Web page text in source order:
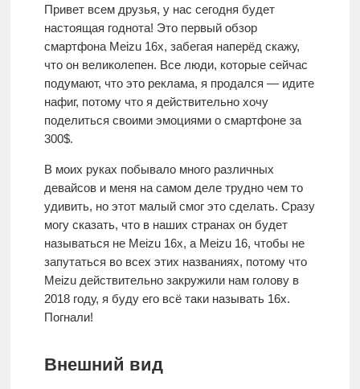
О
проекте
Контакты
Привет всем друзья, у нас сегодня будет
настоящая годнота! Это первый обзор
смартфона Meizu 16x, забегая наперёд скажу,
что он великолепен. Все люди, которые сейчас
подумают, что это реклама, я продался — идите
нафиг, потому что я действительно хочу
поделиться своими эмоциями о смартфоне за
300$.
В моих руках побывало много различных
девайсов и меня на самом деле трудно чем то
удивить, но этот малый смог это сделать. Сразу
могу сказать, что в наших странах он будет
называться не Meizu 16x, а Meizu 16, чтобы не
запутаться во всех этих названиях, потому что
Meizu действительно закружили нам голову в
2018 году, я буду его всё таки называть 16x.
Погнали!
Внешний вид